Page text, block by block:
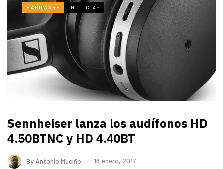
HARDWARE NOTICIAS
Sennheiser lanza los audífonos HD
4.50BTNC y HD 4.40BT
By Antonio Muciño 16 enero, 2017